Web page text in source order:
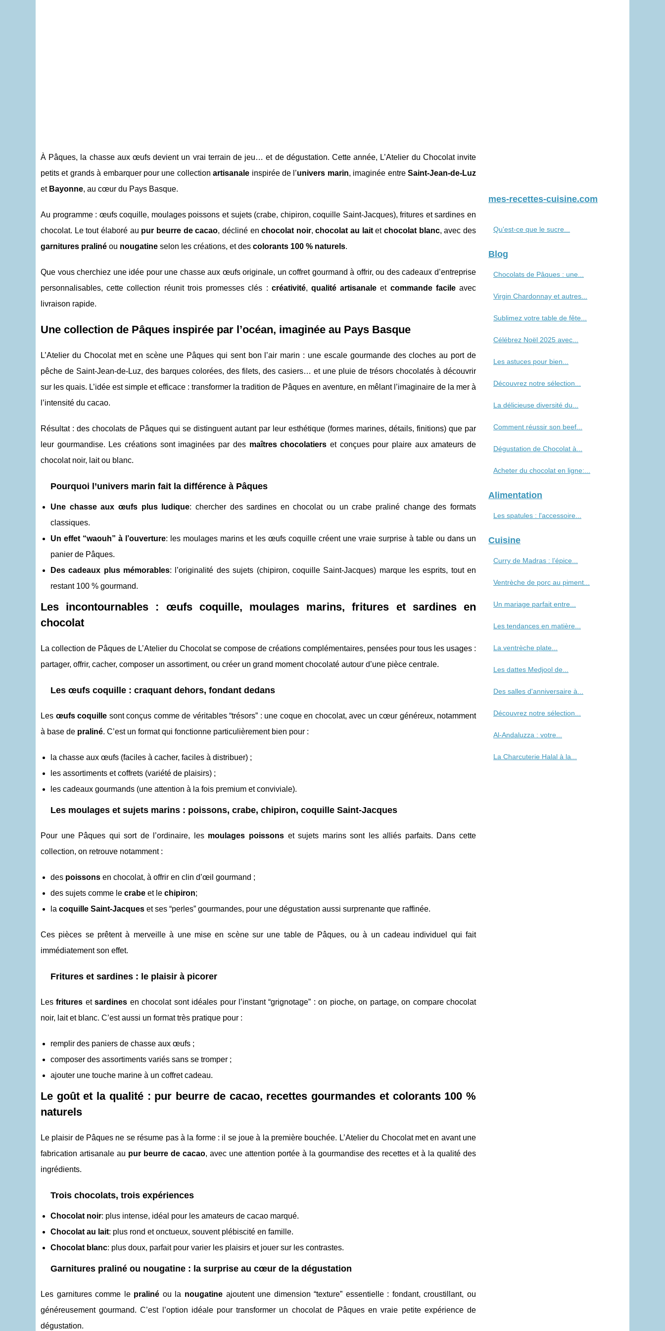
À Pâques, la chasse aux œufs devient un vrai terrain de jeu… et de dégustation. Cette année, L’Atelier du Chocolat invite
petits et grands à embarquer pour une collectionartisanale inspirée de l’univers marin, imaginée entreSaint-Jean-de-Luz
et Bayonne, au cœur du Pays Basque.
Au programme : œufs coquille, moulages poissons et sujets (crabe, chipiron, coquille Saint-Jacques), fritures et sardines en
chocolat. Le tout élaboré au pur beurre de cacao, décliné enchocolat noir,chocolat au laitetchocolat blanc, avec des
garnitures praliné ou nougatine selon les créations, et des colorants 100 % naturels.
Que vous cherchiez une idée pour une chasse aux œufs originale, un coffret gourmand à offrir, ou des cadeaux d’entreprise
personnalisables, cette collection réunit trois promesses clés : créativité, qualité artisanale et commande facileavec
livraison rapide.
Une collection de Pâques inspirée par l’océan, imaginée au Pays Basque
L’Atelier du Chocolat met en scène une Pâques qui sent bon l’air marin : une escale gourmande des cloches au port de
pêche de Saint-Jean-de-Luz, des barques colorées, des filets, des casiers… et une pluie de trésors chocolatés à découvrir
sur les quais. L’idée est simple et efficace : transformer la tradition de Pâques en aventure, en mêlant l’imaginaire de la mer à
l’intensité du cacao.
Résultat : des chocolats de Pâques qui se distinguent autant par leur esthétique (formes marines, détails, finitions) que par
leur gourmandise. Les créations sont imaginées par des maîtres chocolatiers et conçues pour plaire aux amateurs de
chocolat noir, lait ou blanc.
Pourquoi l’univers marin fait la différence à Pâques
Une chasse aux œufs plus ludique: chercher des sardines en chocolat ou un crabe praliné change des formats
classiques.
Un effet “waouh” à l’ouverture: les moulages marins et les œufs coquille créent une vraie surprise à table ou dans un
panier de Pâques.
Des cadeaux plus mémorables: l’originalité des sujets (chipiron, coquille Saint-Jacques) marque les esprits, tout en
restant 100 % gourmand.
Les incontournables : œufs coquille, moulages marins, fritures et sardines en
chocolat
La collection de Pâques de L’Atelier du Chocolat se compose de créations complémentaires, pensées pour tous les usages :
partager, offrir, cacher, composer un assortiment, ou créer un grand moment chocolaté autour d’une pièce centrale.
Les œufs coquille : craquant dehors, fondant dedans
Les œufs coquille sont conçus comme de véritables “trésors” : une coque en chocolat, avec un cœur généreux, notamment
à base de praliné. C’est un format qui fonctionne particulièrement bien pour :
la chasse aux œufs (faciles à cacher, faciles à distribuer) ;
les assortiments et coffrets (variété de plaisirs) ;
les cadeaux gourmands (une attention à la fois premium et conviviale).
Les moulages et sujets marins : poissons, crabe, chipiron, coquille Saint-Jacques
Pour une Pâques qui sort de l’ordinaire, les moulages poissons et sujets marins sont les alliés parfaits. Dans cette
collection, on retrouve notamment :
des poissons en chocolat, à offrir en clin d’œil gourmand ;
des sujets comme le crabe et le chipiron;
la coquille Saint-Jacques et ses “perles” gourmandes, pour une dégustation aussi surprenante que raffinée.
Ces pièces se prêtent à merveille à une mise en scène sur une table de Pâques, ou à un cadeau individuel qui fait
immédiatement son effet.
Fritures et sardines : le plaisir à picorer
Lesfritures etsardines en chocolat sont idéales pour l’instant “grignotage” : on pioche, on partage, on compare chocolat
noir, lait et blanc. C’est aussi un format très pratique pour :
remplir des paniers de chasse aux œufs ;
composer des assortiments variés sans se tromper ;
ajouter une touche marine à un coffret cadeau.
Le goût et la qualité : pur beurre de cacao, recettes gourmandes et colorants 100 %
naturels
Le plaisir de Pâques ne se résume pas à la forme : il se joue à la première bouchée. L’Atelier du Chocolat met en avant une
fabrication artisanale au pur beurre de cacao, avec une attention portée à la gourmandise des recettes et à la qualité des
ingrédients.
Trois chocolats, trois expériences
Chocolat noir: plus intense, idéal pour les amateurs de cacao marqué.
Chocolat au lait: plus rond et onctueux, souvent plébiscité en famille.
Chocolat blanc: plus doux, parfait pour varier les plaisirs et jouer sur les contrastes.
Garnitures praliné ou nougatine : la surprise au cœur de la dégustation
Les garnitures comme le praliné ou la nougatineajoutent une dimension “texture” essentielle : fondant, croustillant, ou
généreusement gourmand. C’est l’option idéale pour transformer un chocolat de Pâques en vraie petite expérience de
dégustation.
mes-recettes-cuisine.com
Qu'est-ce que le sucre...
Blog
Chocolats de Pâques : une...
Virgin Chardonnay et autres...
Sublimez votre table de fête...
Célébrez Noël 2025 avec...
Les astuces pour bien...
Découvrez notre sélection...
La délicieuse diversité du...
Comment réussir son beef...
Dégustation de Chocolat à...
Acheter du chocolat en ligne:...
Alimentation
Les spatules : l'accessoire...
Cuisine
Curry de Madras : l’épice...
Ventrèche de porc au piment...
Un mariage parfait entre...
Les tendances en matière...
La ventrèche plate...
Les dattes Medjool de...
Des salles d'anniversaire à...
Découvrez notre sélection...
Al-Andaluzza : votre...
La Charcuterie Halal à la...